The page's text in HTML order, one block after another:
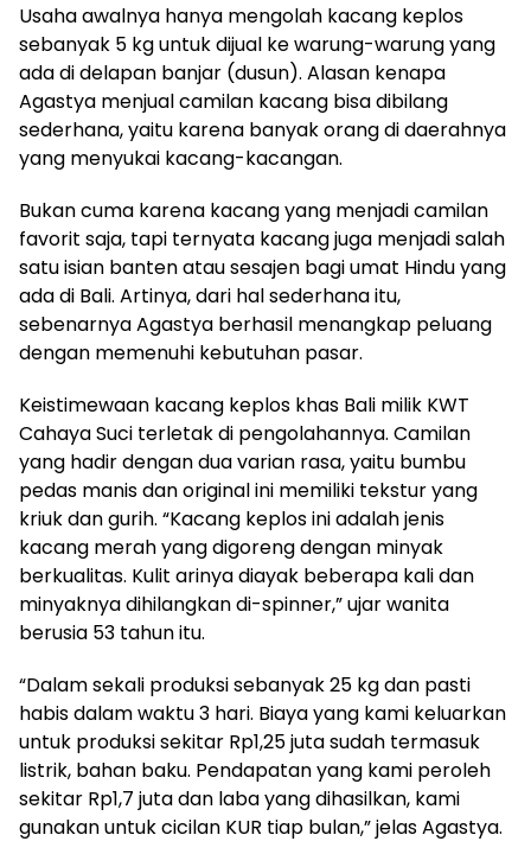
Usaha awalnya hanya mengolah kacang keplos
sebanyak 5 kg untuk dijual ke warung-warung yang
ada di delapan banjar (dusun). Alasan kenapa
Agastya menjual camilan kacang bisa dibilang
sederhana, yaitu karena banyak orang di daerahnya
yang menyukai kacang-kacangan.
Bukan cuma karena kacang yang menjadi camilan
favorit saja, tapi ternyata kacang juga menjadi salah
satu isian banten atau sesajen bagi umat Hindu yang
ada di Bali. Artinya, dari hal sederhana itu,
sebenarnya Agastya berhasil menangkap peluang
dengan memenuhi kebutuhan pasar.
Keistimewaan kacang keplos khas Bali milik KWT
Cahaya Suci terletak di pengolahannya. Camilan
yang hadir dengan dua varian rasa, yaitu bumbu
pedas manis dan original ini memiliki tekstur yang
kriuk dan gurih. “Kacang keplos ini adalah jenis
kacang merah yang digoreng dengan minyak
berkualitas. Kulit arinya diayak beberapa kali dan
minyaknya dihilangkan di-spinner,” ujar wanita
berusia 53 tahun itu.
“Dalam sekali produksi sebanyak 25 kg dan pasti
habis dalam waktu 3 hari. Biaya yang kami keluarkan
untuk produksi sekitar Rp1,25 juta sudah termasuk
listrik, bahan baku. Pendapatan yang kami peroleh
sekitar Rp1,7 juta dan laba yang dihasilkan, kami
gunakan untuk cicilan KUR tiap bulan,” jelas Agastya.